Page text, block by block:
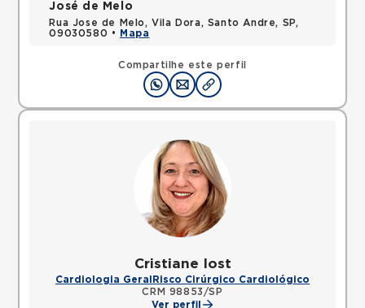
Compartilhe este perfil
José de Melo
Rua Jose de Melo, Vila Dora, Santo Andre, SP,
09030580 •
Mapa
Cristiane Iost
Cardiologia Geral Risco Cirúrgico Cardiológico
CRM 98853/SP
Ver perfil